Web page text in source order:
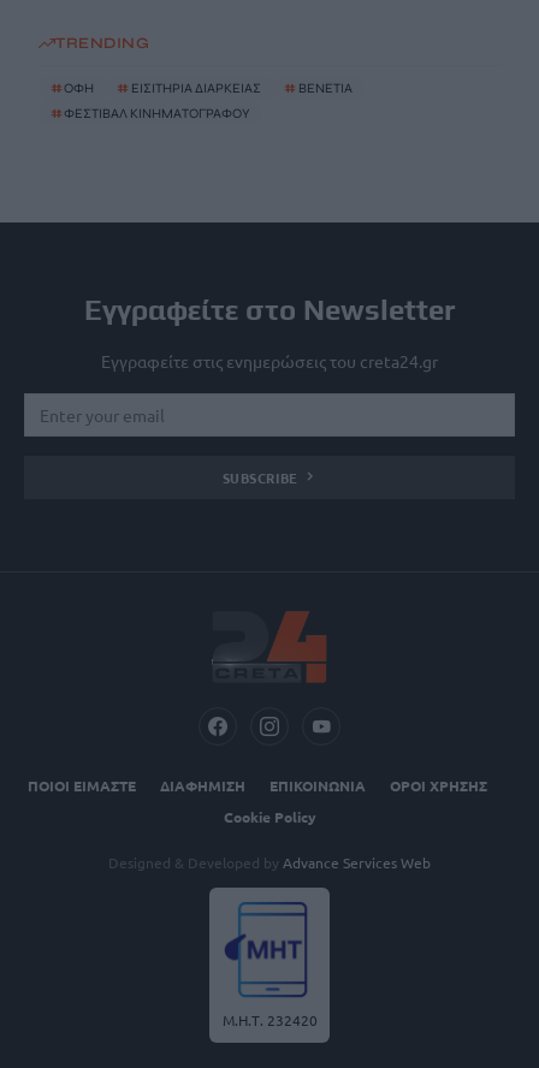
TRENDING
#ΟΦΗ # ΕΙΣΙΤΗΡΙΑ ΔΙΑΡΚΕΙΑΣ # ΒΕΝΕΤΙΑ
#ΦΕΣΤΙΒΑΛ ΚΙΝΗΜΑΤΟΓΡΑΦΟΥ
Εγγραφείτε στο Newsletter
Εγγραφείτε στις ενημερώσεις του creta24.gr
SUBSCRIBE
ΠΟΙΟΙ ΕΙΜΑΣΤΕ ΔΙΑΦΗΜΙΣΗ ΕΠΙΚΟΙΝΩΝΙΑ
ΟΡΟΙ ΧΡΗΣΗΣ
Cookie Policy
Designed & Developed by Advance Services Web
Μ.Η.Τ. 232420